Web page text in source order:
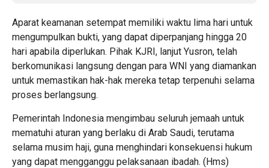
Aparat keamanan setempat memiliki waktu lima hari untuk
mengumpulkan bukti, yang dapat diperpanjang hingga 20
hari apabila diperlukan. Pihak KJRI, lanjut Yusron, telah
berkomunikasi langsung dengan para WNI yang diamankan
untuk memastikan hak-hak mereka tetap terpenuhi selama
proses berlangsung.
Pemerintah Indonesia mengimbau seluruh jemaah untuk
mematuhi aturan yang berlaku di Arab Saudi, terutama
selama musim haji, guna menghindari konsekuensi hukum
yang dapat mengganggu pelaksanaan ibadah. (Hms)